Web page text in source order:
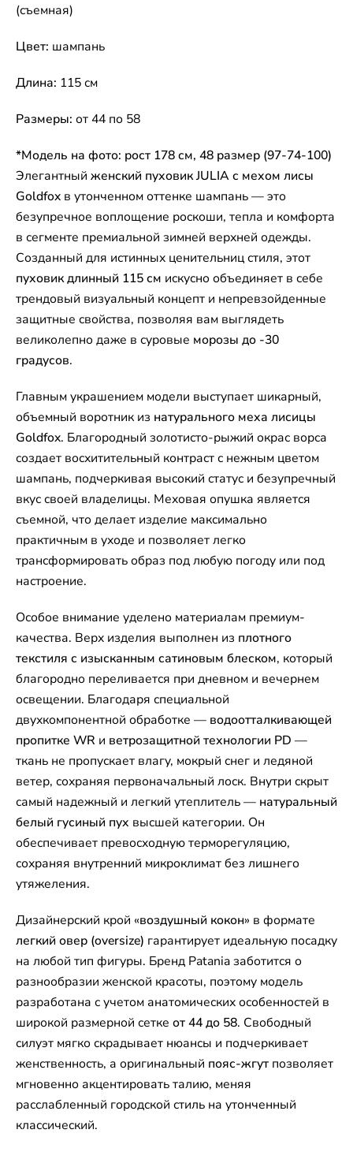
(съемная)
Цвет: шампань
Длина: 115 см
Размеры: от 44 по 58
*Модель на фото: рост 178 см, 48 размер (97-74-100)
Элегантный женский пуховик JULIA с мехом лисы
Goldfox в утонченном оттенке шампань — это
безупречное воплощение роскоши, тепла и комфорта
в сегменте премиальной зимней верхней одежды.
Созданный для истинных ценительниц стиля, этот
пуховик длинный 115 см искусно объединяет в себе
трендовый визуальный концепт и непревзойденные
защитные свойства, позволяя вам выглядеть
великолепно даже в суровые морозы до -30
градусов.
Главным украшением модели выступает шикарный,
объемный воротник из натурального меха лисицы
Goldfox. Благородный золотисто-рыжий окрас ворса
создает восхитительный контраст с нежным цветом
шампань, подчеркивая высокий статус и безупречный
вкус своей владелицы. Меховая опушка является
съемной, что делает изделие максимально
практичным в уходе и позволяет легко
трансформировать образ под любую погоду или под
настроение.
Особое внимание уделено материалам премиум-
качества. Верх изделия выполнен из плотного
текстиля с изысканным сатиновым блеском, который
благородно переливается при дневном и вечернем
освещении. Благодаря специальной
двухкомпонентной обработке — водоотталкивающей
пропитке WR и ветрозащитной технологии PD —
ткань не пропускает влагу, мокрый снег и ледяной
ветер, сохраняя первоначальный лоск. Внутри скрыт
самый надежный и легкий утеплитель — натуральный
белый гусиный пух высшей категории. Он
обеспечивает превосходную терморегуляцию,
сохраняя внутренний микроклимат без лишнего
утяжеления.
Дизайнерский крой «воздушный кокон» в формате
легкий овер (oversize) гарантирует идеальную посадку
на любой тип фигуры. Бренд Patania заботится о
разнообразии женской красоты, поэтому модель
разработана с учетом анатомических особенностей в
широкой размерной сетке от 44 до 58. Свободный
силуэт мягко скрадывает нюансы и подчеркивает
женственность, а оригинальный пояс-жгут позволяет
мгновенно акцентировать талию, меняя
расслабленный городской стиль на утонченный
классический.